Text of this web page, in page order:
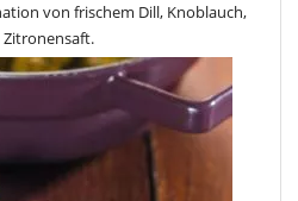
von frischem Dill, Knoblauch,